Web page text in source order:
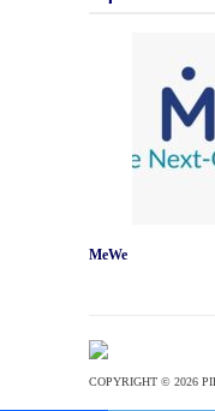
MeWe
COPYRIGHT © 2026